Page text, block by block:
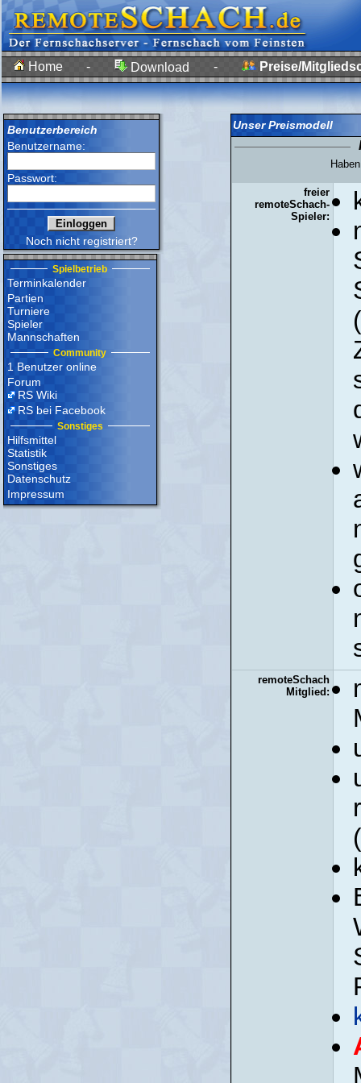
Home - Download - Preise/
Benutzerbereich
Benutzername:
Passwort:
Noch nicht registriert?
Spielbetrieb
Terminkalender
Partien
Turniere
Spieler
Mannschaften
Community
1 Benutzer online
Forum
RS Wiki
RS bei Facebook
Sonstiges
Hilfsmittel
Statistik
Sonstiges
Datenschutz
Impressum
Unser Preismodell
freier
remoteSchach-
Spieler:
remoteSchach
Mitglied: